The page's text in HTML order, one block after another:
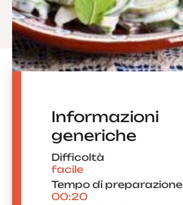
Informazioni
generiche
Difficoltà
facile
Tempo di preparazione
00:20